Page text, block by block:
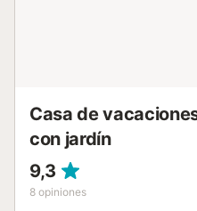
Casa de
con jardín
9,3
8 opiniones